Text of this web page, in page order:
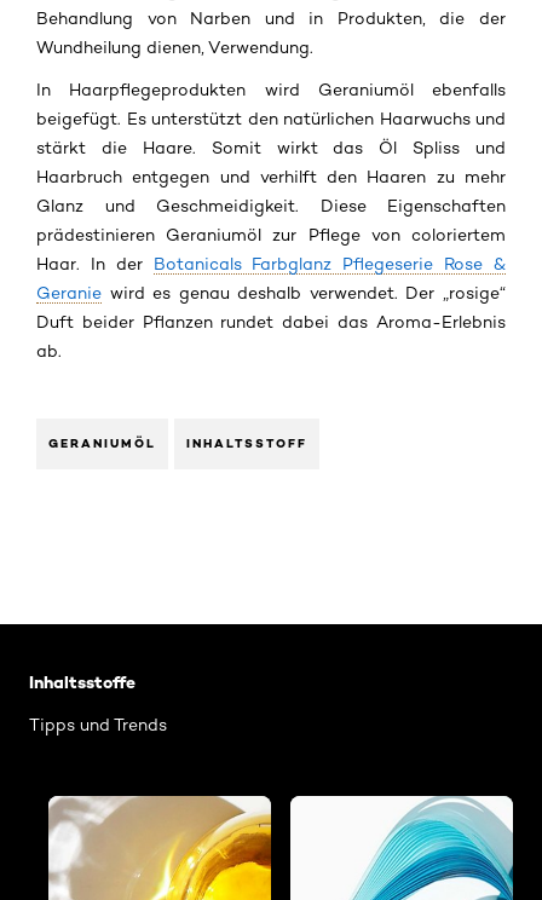
Behandlung von Narben und in Produkten, die der
Wundheilung dienen, Verwendung.
In Haarpflegeprodukten wird Geraniumöl ebenfalls
beigefügt. Es unterstützt den natürlichen Haarwuchs und
stärkt die Haare. Somit wirkt das Öl Spliss und
Haarbruch entgegen und verhilft den Haaren zu mehr
Glanz und Geschmeidigkeit. Diese Eigenschaften
prädestinieren Geraniumöl zur Pflege von coloriertem
Haar. In der Botanicals Farbglanz Pflegeserie Rose &
Geranie wird es genau deshalb verwendet. Der „rosige“
Duft beider Pflanzen rundet dabei das Aroma-Erlebnis
ab.
GERANIUMÖL INHALTSSTOFF
Inhaltsstoffe
Tipps und Trends